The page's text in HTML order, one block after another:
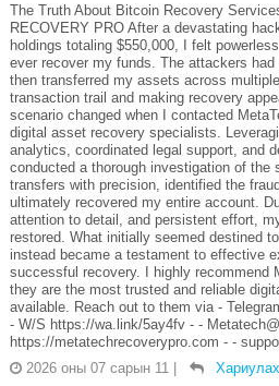
The Truth About Bitcoin Recovery
RECOVERY PRO After a devastating
holdings totaling $550,000, I felt
ever recover my funds. The attackers had
then transferred my assets across
transaction trail and making recovery
scenario changed when I contacted
digital asset recovery specialists.
analytics, coordinated legal support, and
conducted a thorough investigation of the
transfers with precision, identified the
ultimately recovered my entire account.
attention to detail, and persistent effort,
restored. What initially seemed destined
instead became a testament to effective
successful recovery. I highly recommend
they are the most trusted and reliable
available. Reach out to them via -
- W/S https://wa.link/5ay4fv - -
https://metatechrecoverypro.com - -
2026 оны 07 сарын 11 | Хариулах